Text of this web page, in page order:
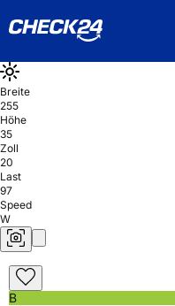
Breite
255
Höhe
35
Zoll
20
Last
97
Speed
W
B